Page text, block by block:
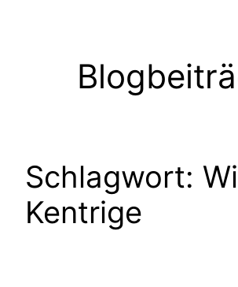
Schlagwort:
Kentrige